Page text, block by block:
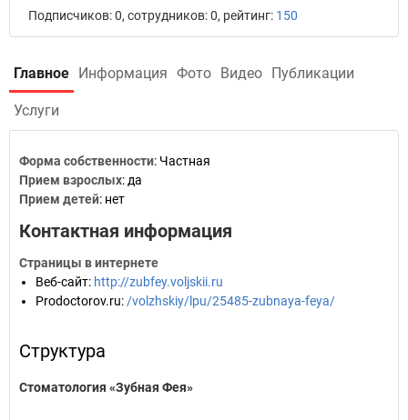
Подписчиков: 0, сотрудников: 0, рейтинг: 150
Главное Информация Фото Видео Публикации
Услуги
Форма собственности: Частная
Прием взрослых: да
Прием детей: нет
Контактная информация
Страницы в интернете
Веб-сайт: http://zubfey.voljskii.ru
Prodoctorov.ru: /volzhskiy/lpu/25485-zubnaya-feya/
Структура
Стоматология «Зубная Фея»